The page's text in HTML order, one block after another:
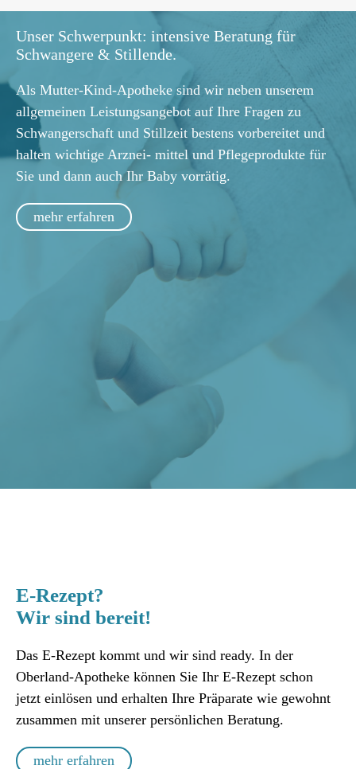
Unser Schwerpunkt: intensive Beratung für
Schwangere & Stillende.
Als Mutter-Kind-Apotheke sind wir neben unserem
allgemeinen Leistungsangebot auf Ihre Fragen zu
Schwangerschaft und Stillzeit bestens vorbereitet und
halten wichtige Arznei- mittel und Pflegeprodukte für
Sie und dann auch Ihr Baby vorrätig.
mehr erfahren
E-Rezept?
Wir sind bereit!
Das E-Rezept kommt und wir sind ready. In der
Oberland-Apotheke können Sie Ihr E-Rezept schon
jetzt einlösen und erhalten Ihre Präparate wie gewohnt
zusammen mit unserer persönlichen Beratung.
mehr erfahren